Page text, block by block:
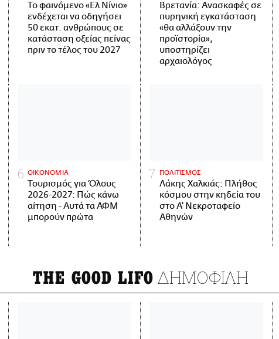
Το φαινόμενο «Ελ Νίνιο»
ενδέχεται να οδηγήσει
50 εκατ. ανθρώπους σε
κατάσταση οξείας πείνας
πριν το τέλος του 2027
Βρετανία: Ανασκαφές σε
πυρηνική εγκατάσταση
«θα αλλάξουν την
προϊστορία»,
υποστηρίζει
αρχαιολόγος
ΟΙΚΟΝΟΜΙΑ
Τουρισμός για Όλους
2026-2027: Πώς κάνω
αίτηση - Αυτά τα ΑΦΜ
μπορούν πρώτα
ΠΟΛΙΤΙΣΜΟΣ
Λάκης Χαλκιάς: Πλήθος
κόσμου στην κηδεία του
στο Α' Νεκροταφείο
Αθηνών
THE GOOD LIFO ΔΗΜΟΦΙΛΗ